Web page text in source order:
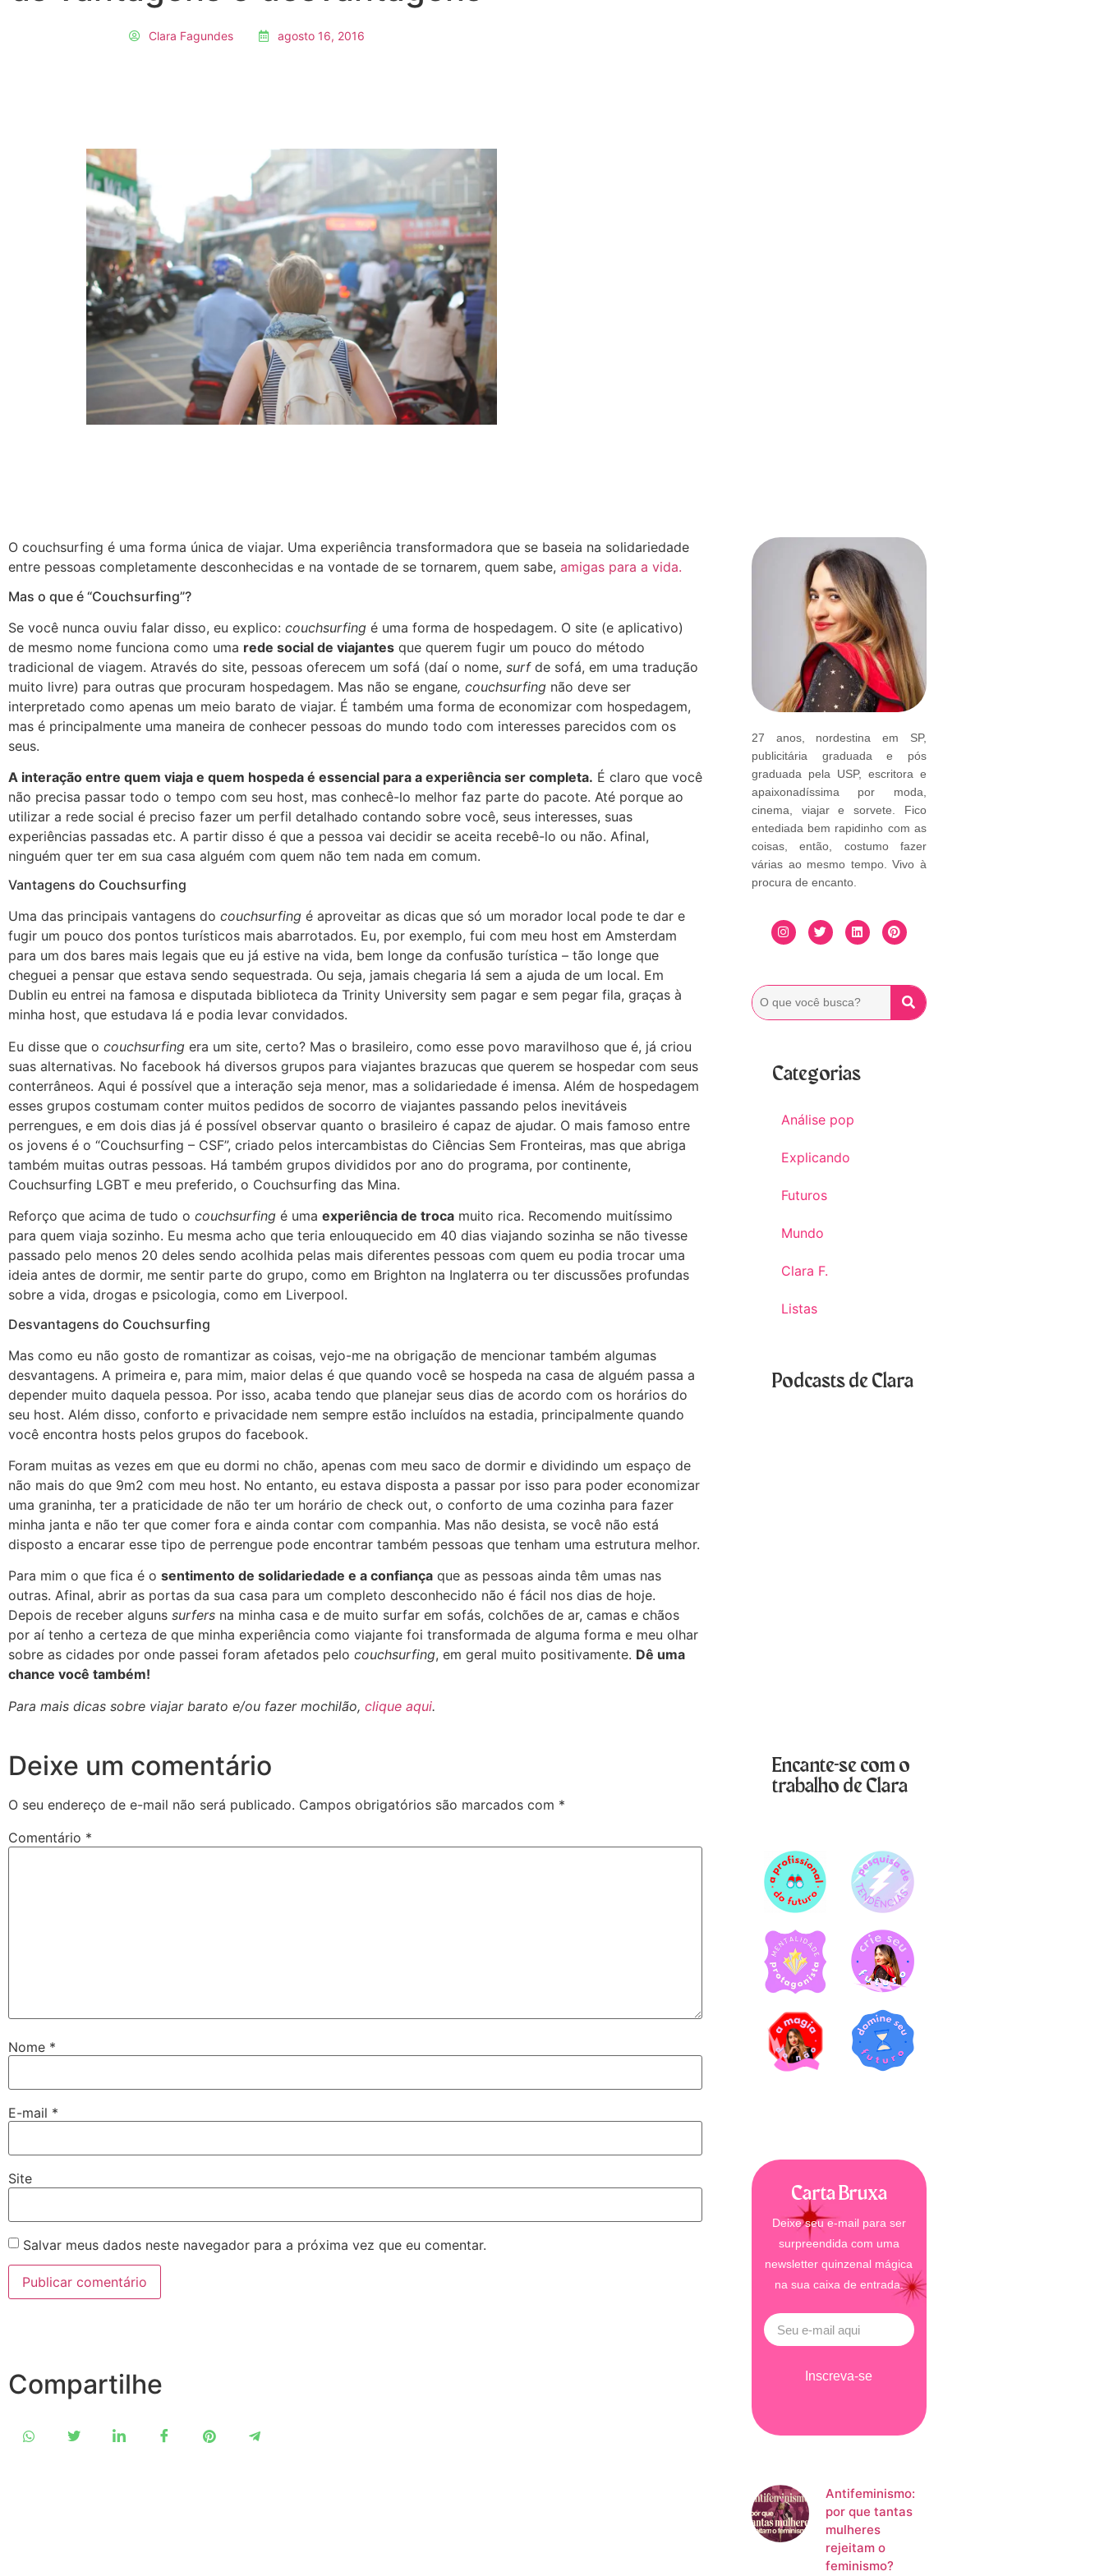
Clara Fagundes agosto 16, 2016
O couchsurfing é uma forma única de viajar. Uma experiência transformadora que se baseia na solidariedade
entre pessoas completamente desconhecidas e na vontade de se tornarem, quem sabe, amigas para a vida.
Mas o que é “Couchsurfing”?
Se você nunca ouviu falar disso, eu explico: couchsurfing é uma forma de hospedagem. O site (e aplicativo)
de mesmo nome funciona como uma rede social de viajantes que querem fugir um pouco do método
tradicional de viagem. Através do site, pessoas oferecem um sofá (daí o nome, surfde sofá, em uma tradução
muito livre) para outras que procuram hospedagem. Mas não se engane, couchsurfing não deve ser
interpretado como apenas um meio barato de viajar. É também uma forma de economizar com hospedagem,
mas é principalmente uma maneira de conhecer pessoas do mundo todo com interesses parecidos com os
seus.
A interação entre quem viaja e quem hospeda é essencial para a experiência ser completa. É claro que você
não precisa passar todo o tempo com seu host, mas conhecê-lo melhor faz parte do pacote. Até porque ao
utilizar a rede social é preciso fazer um perfil detalhado contando sobre você, seus interesses, suas
experiências passadas etc. A partir disso é que a pessoa vai decidir se aceita recebê-lo ou não. Afinal,
ninguém quer ter em sua casa alguém com quem não tem nada em comum.
Vantagens do Couchsurfing
Uma das principais vantagens do couchsurfing é aproveitar as dicas que só um morador local pode te dar e
fugir um pouco dos pontos turísticos mais abarrotados. Eu, por exemplo, fui com meu host em Amsterdam
para um dos bares mais legais que eu já estive na vida, bem longe da confusão turística – tão longe que
cheguei a pensar que estava sendo sequestrada. Ou seja, jamais chegaria lá sem a ajuda de um local. Em
Dublin eu entrei na famosa e disputada biblioteca da Trinity University sem pagar e sem pegar fila, graças à
minha host, que estudava lá e podia levar convidados.
Eu disse que o couchsurfing era um site, certo? Mas o brasileiro, como esse povo maravilhoso que é, já criou
suas alternativas. No facebook há diversos grupos para viajantes brazucas que querem se hospedar com seus
conterrâneos. Aqui é possível que a interação seja menor, mas a solidariedade é imensa. Além de hospedagem
esses grupos costumam conter muitos pedidos de socorro de viajantes passando pelos inevitáveis
perrengues, e em dois dias já é possível observar quanto o brasileiro é capaz de ajudar. O mais famoso entre
os jovens é o “Couchsurfing – CSF”, criado pelos intercambistas do Ciências Sem Fronteiras, mas que abriga
também muitas outras pessoas. Há também grupos divididos por ano do programa, por continente,
Couchsurfing LGBT e meu preferido, o Couchsurfing das Mina.
Reforço que acima de tudo o couchsurfing é uma experiência de troca muito rica. Recomendo muitíssimo
para quem viaja sozinho. Eu mesma acho que teria enlouquecido em 40 dias viajando sozinha se não tivesse
passado pelo menos 20 deles sendo acolhida pelas mais diferentes pessoas com quem eu podia trocar uma
ideia antes de dormir, me sentir parte do grupo, como em Brighton na Inglaterra ou ter discussões profundas
sobre a vida, drogas e psicologia, como em Liverpool.
Desvantagens do Couchsurfing
Mas como eu não gosto de romantizar as coisas, vejo-me na obrigação de mencionar também algumas
desvantagens. A primeira e, para mim, maior delas é que quando você se hospeda na casa de alguém passa a
depender muito daquela pessoa. Por isso, acaba tendo que planejar seus dias de acordo com os horários do
seu host. Além disso, conforto e privacidade nem sempre estão incluídos na estadia, principalmente quando
você encontra hosts pelos grupos do facebook.
Foram muitas as vezes em que eu dormi no chão, apenas com meu saco de dormir e dividindo um espaço de
não mais do que 9m2 com meu host. No entanto, eu estava disposta a passar por isso para poder economizar
uma graninha, ter a praticidade de não ter um horário de check out, o conforto de uma cozinha para fazer
minha janta e não ter que comer fora e ainda contar com companhia. Mas não desista, se você não está
disposto a encarar esse tipo de perrengue pode encontrar também pessoas que tenham uma estrutura melhor.
Para mim o que fica é o sentimento de solidariedade e a confiança que as pessoas ainda têm umas nas
outras. Afinal, abrir as portas da sua casa para um completo desconhecido não é fácil nos dias de hoje.
Depois de receber alguns surfers na minha casa e de muito surfar em sofás, colchões de ar, camas e chãos
por aí tenho a certeza de que minha experiência como viajante foi transformada de alguma forma e meu olhar
sobre as cidades por onde passei foram afetados pelo couchsurfing, em geral muito positivamente. Dê uma
chance você também!
Para mais dicas sobre viajar barato e/ou fazer mochilão, clique aqui.
Deixe um comentário
O seu endereço de e-mail não será publicado. Campos obrigatórios são marcados com *
Comentário *
Nome *
E-mail *
Site
Salvar meus dados neste navegador para a próxima vez que eu comentar.
Compartilhe
27 anos, nordestina em SP,
publicitária graduada e pós
graduada pela USP, escritora e
apaixonadíssima por moda,
cinema, viajar e sorvete. Fico
entediada bem rapidinho com as
coisas, então, costumo fazer
várias ao mesmo tempo. Vivo à
procura de encanto.
Categorias
Análise pop
Explicando
Futuros
Mundo
Clara F.
Listas
Podcasts de Clara
Encante-se com o
trabalho de Clara
Carta Bruxa
Deixe seu e-mail para ser
surpreendida com uma
newsletter quinzenal mágica
na sua caixa de entrada.
Inscreva-se
Antifeminismo:
por que tantas
mulheres
rejeitam o
feminismo?